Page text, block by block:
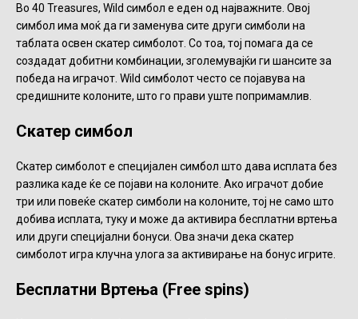
Во 40 Treasures, Wild симбол е еден од најважните. Овој
симбол има моќ да ги заменува сите други симболи на
таблата освен скатер симболот. Со тоа, тој помага да се
создадат добитни комбинации, зголемувајќи ги шансите за
победа на играчот. Wild симболoт често се појавува на
средишните колоните, што го прави уште попримамлив.
Скатер симбол
Скатер симболот е специјален симбол што дава исплата без
разлика каде ќе се појави на колоните. Ако играчот добие
три или повеќе скатер симболи на колоните, тој не само што
добива исплата, туку и може да активира бесплатни вртења
или други специјални бонуси. Ова значи дека скатер
симболот игра клучна улога за активирање на бонус игрите.
Бесплатни Вртења (Free spins)